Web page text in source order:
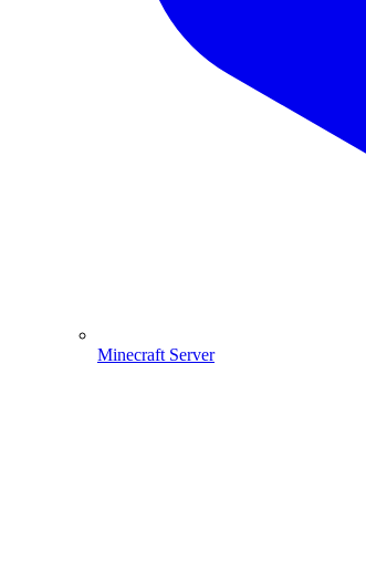
Minecraft Server